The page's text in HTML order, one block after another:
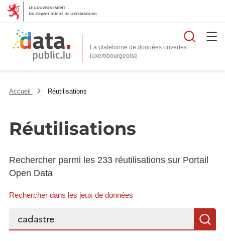
La plateforme de données ouvertes
Accueil Réutilisations
Réutilisations
Rechercher parmi les 233 réutilisations sur Portail
Open Data
Rechercher dans les jeux de données
Rechercher...